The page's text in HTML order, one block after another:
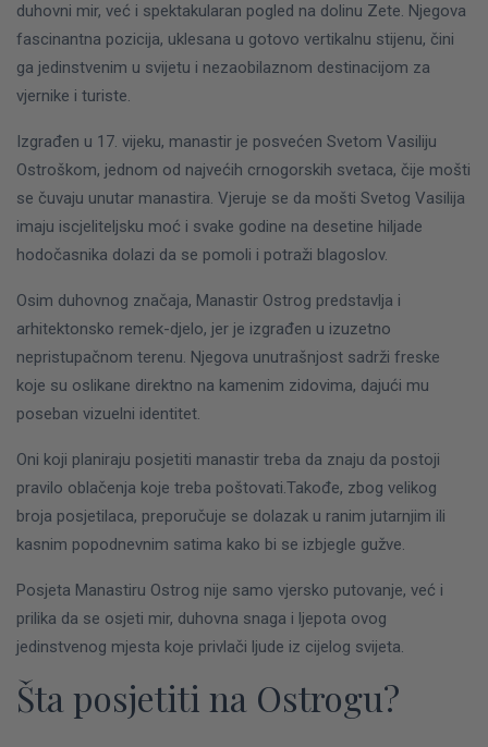
duhovni mir, već i spektakularan pogled na dolinu Zete. Njegova
fascinantna pozicija, uklesana u gotovo vertikalnu stijenu, čini
ga jedinstvenim u svijetu i nezaobilaznom destinacijom za
vjernike i turiste.
Izgrađen u 17. vijeku, manastir je posvećen Svetom Vasiliju
Ostroškom, jednom od najvećih crnogorskih svetaca, čije mošti
se čuvaju unutar manastira. Vjeruje se da mošti Svetog Vasilija
imaju iscjeliteljsku moć i svake godine na desetine hiljade
hodočasnika dolazi da se pomoli i potraži blagoslov.
Osim duhovnog značaja, Manastir Ostrog predstavlja i
arhitektonsko remek-djelo, jer je izgrađen u izuzetno
nepristupačnom terenu. Njegova unutrašnjost sadrži freske
koje su oslikane direktno na kamenim zidovima, dajući mu
poseban vizuelni identitet.
Oni koji planiraju posjetiti manastir treba da znaju da postoji
pravilo oblačenja koje treba poštovati.Takođe, zbog velikog
broja posjetilaca, preporučuje se dolazak u ranim jutarnjim ili
kasnim popodnevnim satima kako bi se izbjegle gužve.
Posjeta Manastiru Ostrog nije samo vjersko putovanje, već i
prilika da se osjeti mir, duhovna snaga i ljepota ovog
jedinstvenog mjesta koje privlači ljude iz cijelog svijeta.
Šta posjetiti na Ostrogu?